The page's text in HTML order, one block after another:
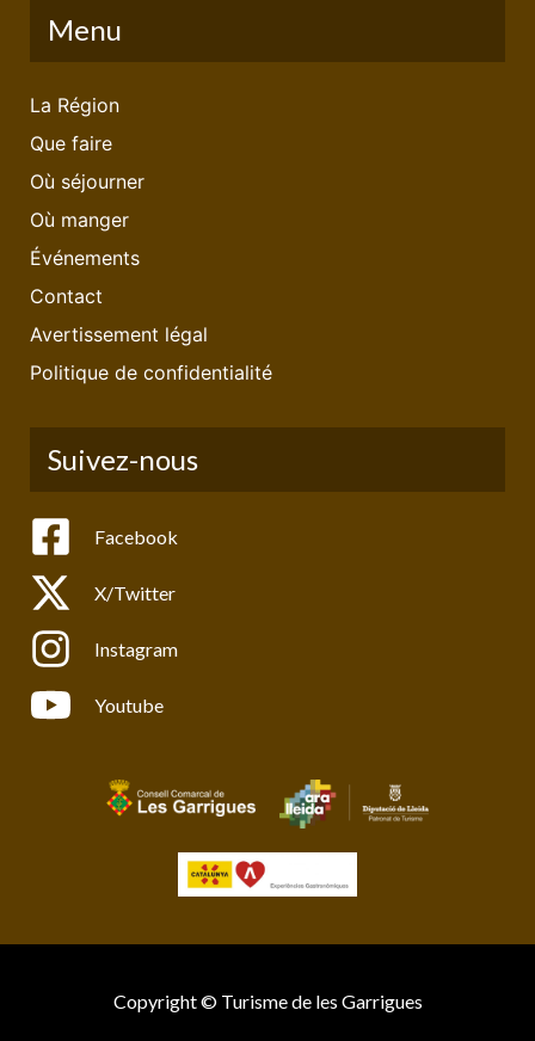
Menu
La Région
Que faire
Où séjourner
Où manger
Événements
Contact
Avertissement légal
Politique de confidentialité
Suivez-nous
Facebook
X/Twitter
Instagram
Youtube
Copyright © Turisme de les Garrigues